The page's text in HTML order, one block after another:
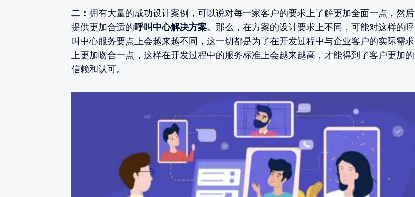
二： 拥有大量的成功设计案例，可以说对每一家客户的要求上了解更加全面一点，然后
提供更加合适的呼叫中心解决方案。那么，在方案的设计要求上不同，可能对这样的呼
叫中心服务要点上会越来越不同，这一切都是为了在开发过程中与企业客户的实际需求
上更加吻合一点，这样在开发过程中的服务标准上会越来越高，才能得到了客户更加的
信赖和认可。